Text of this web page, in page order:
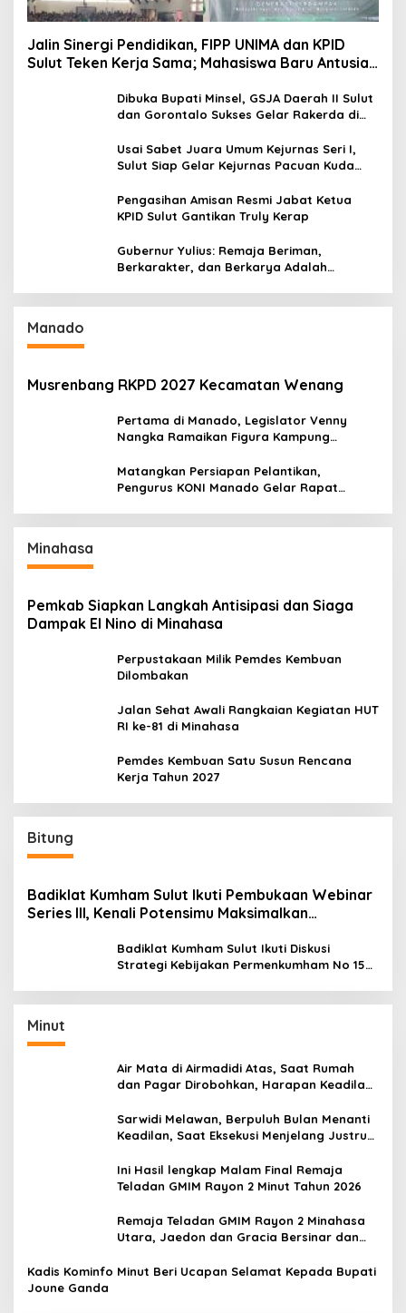
Jalin Sinergi Pendidikan, FIPP UNIMA dan KPID
Sulut Teken Kerja Sama; Mahasiswa Baru Antusias
Dibuka Bupati Minsel, GSJA Daerah II Sulut
dan Gorontalo Sukses Gelar Rakerda di
Usai Sabet Juara Umum Kejurnas Seri I,
Sulut Siap Gelar Kejurnas Pacuan Kuda
Pengasihan Amisan Resmi Jabat Ketua
KPID Sulut Gantikan Truly Kerap
Gubernur Yulius: Remaja Beriman,
Berkarakter, dan Berkarya Adalah
Manado
Musrenbang RKPD 2027 Kecamatan Wenang
Pertama di Manado, Legislator Venny
Nangka Ramaikan Figura Kampung
Matangkan Persiapan Pelantikan,
Pengurus KONI Manado Gelar Rapat
Minahasa
Pemkab Siapkan Langkah Antisipasi dan Siaga
Dampak El Nino di Minahasa
Perpustakaan Milik Pemdes Kembuan
Dilombakan
Jalan Sehat Awali Rangkaian Kegiatan HUT
RI ke-81 di Minahasa
Pemdes Kembuan Satu Susun Rencana
Kerja Tahun 2027
Bitung
Badiklat Kumham Sulut Ikuti Pembukaan Webinar
Series III, Kenali Potensimu Maksimalkan
Badiklat Kumham Sulut Ikuti Diskusi
Strategi Kebijakan Permenkumham No 15
Minut
Air Mata di Airmadidi Atas, Saat Rumah
dan Pagar Dirobohkan, Harapan Keadilan
Sarwidi Melawan, Berpuluh Bulan Menanti
Keadilan, Saat Eksekusi Menjelang Justru
Ini Hasil lengkap Malam Final Remaja
Teladan GMIM Rayon 2 Minut Tahun 2026
Remaja Teladan GMIM Rayon 2 Minahasa
Utara, Jaedon dan Gracia Bersinar dan
Kadis Kominfo Minut Beri Ucapan Selamat Kepada Bupati
Joune Ganda